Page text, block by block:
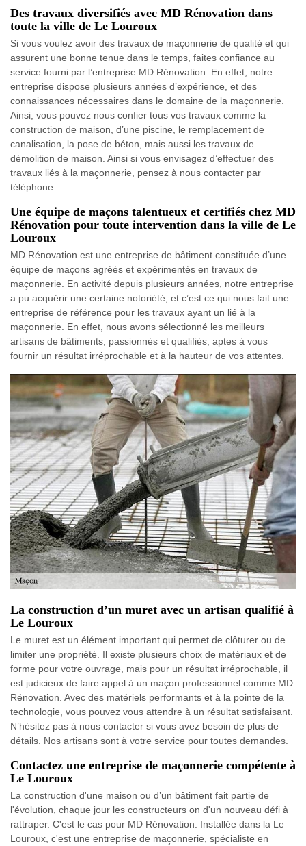
Des travaux diversifiés avec MD Rénovation dans
toute la ville de Le Louroux
Si vous voulez avoir des travaux de maçonnerie de qualité et qui
assurent une bonne tenue dans le temps, faites confiance au
service fourni par l’entreprise MD Rénovation. En effet, notre
entreprise dispose plusieurs années d’expérience, et des
connaissances nécessaires dans le domaine de la maçonnerie.
Ainsi, vous pouvez nous confier tous vos travaux comme la
construction de maison, d’une piscine, le remplacement de
canalisation, la pose de béton, mais aussi les travaux de
démolition de maison. Ainsi si vous envisagez d’effectuer des
travaux liés à la maçonnerie, pensez à nous contacter par
téléphone.
Une équipe de maçons talentueux et certifiés chez MD
Rénovation pour toute intervention dans la ville de Le
Louroux
MD Rénovation est une entreprise de bâtiment constituée d’une
équipe de maçons agréés et expérimentés en travaux de
maçonnerie. En activité depuis plusieurs années, notre entreprise
a pu acquérir une certaine notoriété, et c’est ce qui nous fait une
entreprise de référence pour les travaux ayant un lié à la
maçonnerie. En effet, nous avons sélectionné les meilleurs
artisans de bâtiments, passionnés et qualifiés, aptes à vous
fournir un résultat irréprochable et à la hauteur de vos attentes.
La construction d’un muret avec un artisan qualifié à
Le Louroux
Le muret est un élément important qui permet de clôturer ou de
limiter une propriété. Il existe plusieurs choix de matériaux et de
forme pour votre ouvrage, mais pour un résultat irréprochable, il
est judicieux de faire appel à un maçon professionnel comme MD
Rénovation. Avec des matériels performants et à la pointe de la
technologie, vous pouvez vous attendre à un résultat satisfaisant.
N’hésitez pas à nous contacter si vous avez besoin de plus de
détails. Nos artisans sont à votre service pour toutes demandes.
Contactez une entreprise de maçonnerie compétente à
Le Louroux
La construction d'une maison ou d’un bâtiment fait partie de
l'évolution, chaque jour les constructeurs on d'un nouveau défi à
rattraper. C'est le cas pour MD Rénovation. Installée dans la Le
Louroux, c'est une entreprise de maçonnerie, spécialiste en